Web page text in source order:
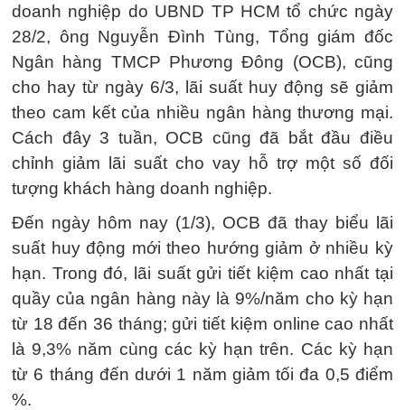
doanh nghiệp do UBND TP HCM tổ chức ngày
28/2, ông Nguyễn Đình Tùng, Tổng giám đốc
Ngân hàng TMCP Phương Đông (OCB), cũng
cho hay từ ngày 6/3, lãi suất huy động sẽ giảm
theo cam kết của nhiều ngân hàng thương mại.
Cách đây 3 tuần, OCB cũng đã bắt đầu điều
chỉnh giảm lãi suất cho vay hỗ trợ một số đối
tượng khách hàng doanh nghiệp.
Đến ngày hôm nay (1/3), OCB đã thay biểu lãi
suất huy động mới theo hướng giảm ở nhiều kỳ
hạn. Trong đó, lãi suất gửi tiết kiệm cao nhất tại
quầy của ngân hàng này là 9%/năm cho kỳ hạn
từ 18 đến 36 tháng; gửi tiết kiệm online cao nhất
là 9,3% năm cùng các kỳ hạn trên. Các kỳ hạn
từ 6 tháng đến dưới 1 năm giảm tối đa 0,5 điểm
%.